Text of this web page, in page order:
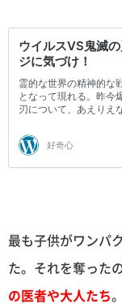
最も子供がワンパ
た。それを奪った
の医者や大人たち